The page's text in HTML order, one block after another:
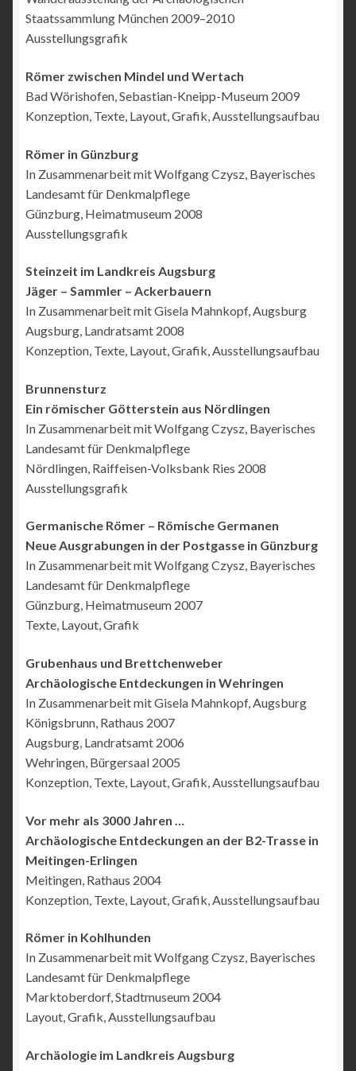
Staatssammlung München 2009–2010
Ausstellungsgrafik
Römer zwischen Mindel und Wertach
Bad Wörishofen, Sebastian-Kneipp-Museum 2009
Konzeption, Texte, Layout, Grafik, Ausstellungsaufbau
Römer in Günzburg
In Zusammenarbeit mit Wolfgang Czysz, Bayerisches
Landesamt für Denkmalpflege
Günzburg, Heimatmuseum 2008
Ausstellungsgrafik
Steinzeit im Landkreis Augsburg
Jäger – Sammler – Ackerbauern
In Zusammenarbeit mit Gisela Mahnkopf, Augsburg
Augsburg, Landratsamt 2008
Konzeption, Texte, Layout, Grafik, Ausstellungsaufbau
Brunnensturz
Ein römischer Götterstein aus Nördlingen
In Zusammenarbeit mit Wolfgang Czysz, Bayerisches
Landesamt für Denkmalpflege
Nördlingen, Raiffeisen-Volksbank Ries 2008
Ausstellungsgrafik
Germanische Römer – Römische Germanen
Neue Ausgrabungen in der Postgasse in Günzburg
In Zusammenarbeit mit Wolfgang Czysz, Bayerisches
Landesamt für Denkmalpflege
Günzburg, Heimatmuseum 2007
Texte, Layout, Grafik
Grubenhaus und Brettchenweber
Archäologische Entdeckungen in Wehringen
In Zusammenarbeit mit Gisela Mahnkopf, Augsburg
Königsbrunn, Rathaus 2007
Augsburg, Landratsamt 2006
Wehringen, Bürgersaal 2005
Konzeption, Texte, Layout, Grafik, Ausstellungsaufbau
Vor mehr als 3000 Jahren …
Archäologische Entdeckungen an der B2-Trasse in
Meitingen-Erlingen
Meitingen, Rathaus 2004
Konzeption, Texte, Layout, Grafik, Ausstellungsaufbau
Römer in Kohlhunden
In Zusammenarbeit mit Wolfgang Czysz, Bayerisches
Landesamt für Denkmalpflege
Marktoberdorf, Stadtmuseum 2004
Layout, Grafik, Ausstellungsaufbau
Archäologie im Landkreis Augsburg